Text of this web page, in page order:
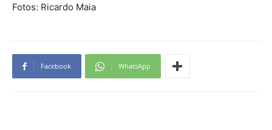
Fotos: Ricardo Maia
Facebook WhatsApp